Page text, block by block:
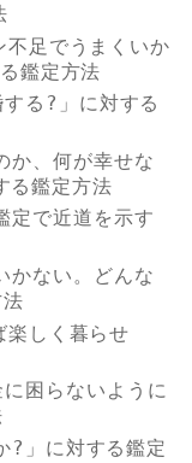
不足でうまくいか
鑑定方法
る?」 に対する
か、何が幸せな
る鑑定方法
定で近道を示す
かない。どんな
楽しく暮らせ
困らないように
?」 に対する鑑定